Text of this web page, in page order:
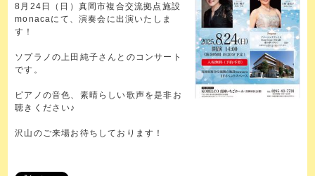
8月24日（日）真岡市複合交流拠点施設
monacaにて、演奏会に出演いたしま
す！
ソプラノの上田純子さんとのコンサート
です。
ピアノの音色、素晴らしい歌声を是非お
聴きください♪
沢山のご来場お待ちしております！